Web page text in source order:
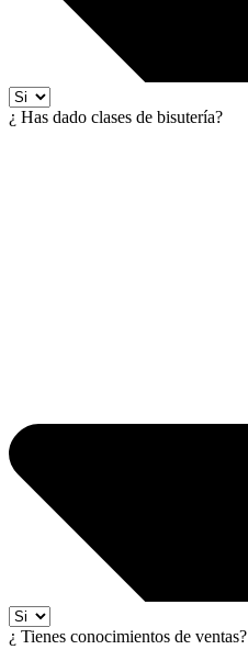
¿ Has dado clases de bisutería?
¿ Tienes conocimientos de ventas?